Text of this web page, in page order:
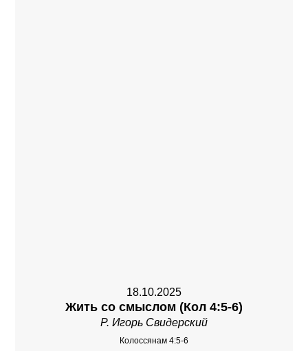
18.10.2025
Жить со смыслом (Кол 4:5-6)
Р. Игорь Свидерский
Колоссянам 4:5-6